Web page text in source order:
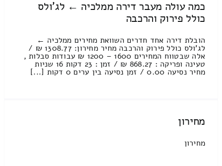
כמה עולה מעבר דירה ממלכיה ← לג'ולס
כולל פירוק והרכבה
הובלת דירה אחד חדרים השוואת מחירים ממלכיה ←
לג'ולס כולל פירוק והרכבה מחיר מחירון: 1308.77 ₪ /
אלה שבטווח המחירים 1600 – 1200 ₪ עבודות סבלות ,
טעינה ופריקה : 868.27 ₪ / זמן : 23 דקות 16 שניות
מחיר נסיעה 0.00 / זמן נסיעה בין ערים 0 דקות [...]
מחירון
מחירון